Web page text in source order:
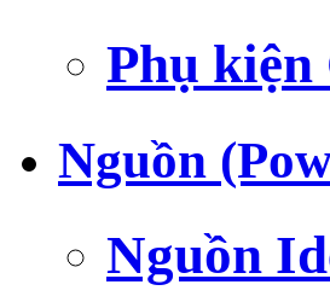
Phụ kiện
Nguồn
Nguồn